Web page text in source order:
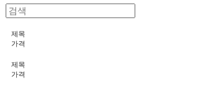
제목
가격
제목
가격